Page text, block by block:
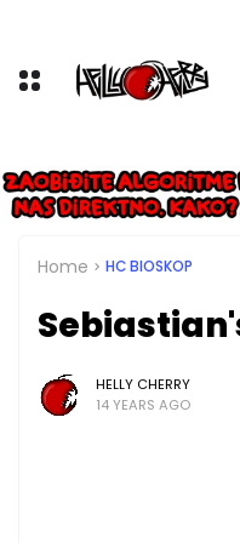
Home HC BIOSKOP
HELLY CHERRY
14 YEARS AGO